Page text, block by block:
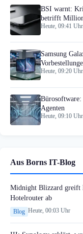
BSI warnt:
betrifft
Heute, 09:41 Uhr
Samsung
Heute, 09:20 Uhr
Agenten
Heute, 09:10 Uhr
Aus Borns IT-Blog
Midnight Blizzard greift
Hotelrouter ab
Blog Heute, 00:03 Uhr